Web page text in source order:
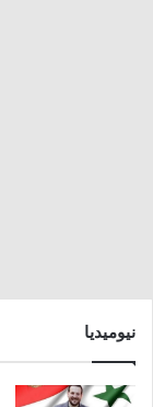
نيوميديا